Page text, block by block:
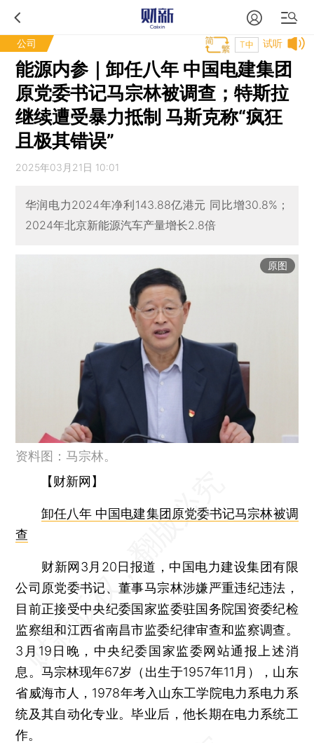
公司 试听
T中
能源内参｜卸任八年 中国电建集团
原党委书记马宗林被调查；特斯拉
继续遭受暴力抵制 马斯克称“疯狂
且极其错误”
2025年03月21日 10:01
华润电力2024年净利143.88亿港元 同比增30.8%；
2024年北京新能源汽车产量增长2.8倍
原图
资料图：马宗林。
【财新网】
卸任八年 中国电建集团原党委书记马宗林被调
查
财新网3月20日报道，中国电力建设集团有限
公司原党委书记、董事马宗林涉嫌严重违纪违法，
目前正接受中央纪委国家监委驻国务院国资委纪检
监察组和江西省南昌市监委纪律审查和监察调查。
3月19日晚，中央纪委国家监委网站通报上述消
息。马宗林现年67岁（出生于1957年11月），山东
省威海市人，1978年考入山东工学院电力系电力系
统及其自动化专业。毕业后，他长期在电力系统工
作。